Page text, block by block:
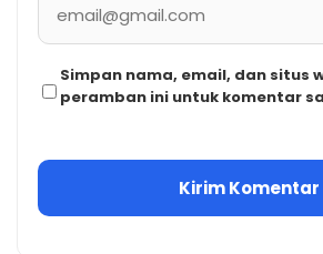
Simpan nama, email, dan situs
peramban ini untuk komentar